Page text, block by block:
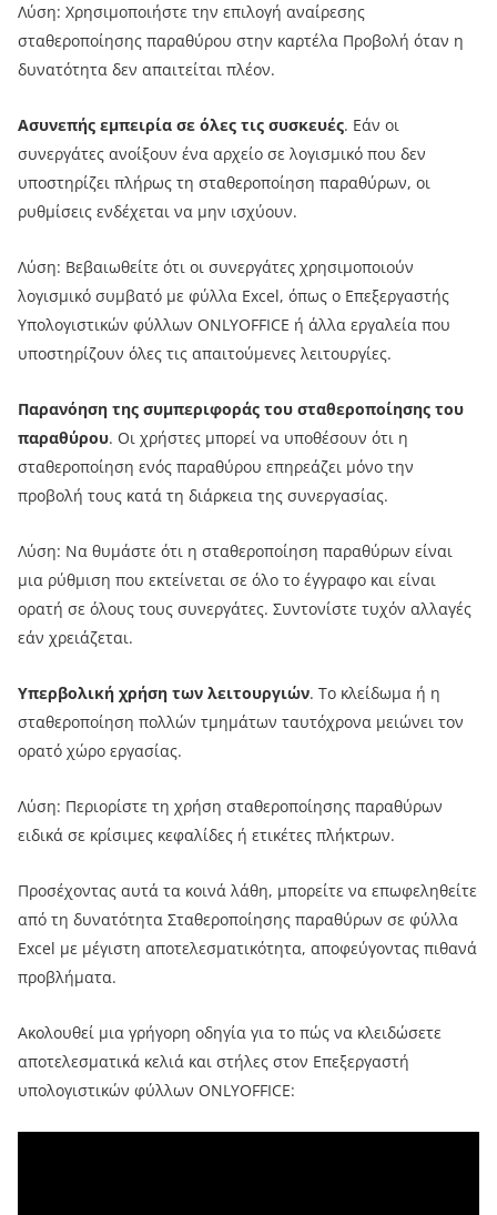
Λύση: Χρησιμοποιήστε την επιλογή αναίρεσης
σταθεροποίησης παραθύρου στην καρτέλα Προβολή όταν η
δυνατότητα δεν απαιτείται πλέον.
Ασυνεπής εμπειρία σε όλες τις συσκευές. Εάν οι
συνεργάτες ανοίξουν ένα αρχείο σε λογισμικό που δεν
υποστηρίζει πλήρως τη σταθεροποίηση παραθύρων, οι
ρυθμίσεις ενδέχεται να μην ισχύουν.
Λύση: Βεβαιωθείτε ότι οι συνεργάτες χρησιμοποιούν
λογισμικό συμβατό με φύλλα Excel, όπως ο Επεξεργαστής
Υπολογιστικών φύλλων ONLYOFFICE ή άλλα εργαλεία που
υποστηρίζουν όλες τις απαιτούμενες λειτουργίες.
Παρανόηση της συμπεριφοράς του σταθεροποίησης του
παραθύρου. Οι χρήστες μπορεί να υποθέσουν ότι η
σταθεροποίηση ενός παραθύρου επηρεάζει μόνο την
προβολή τους κατά τη διάρκεια της συνεργασίας.
Λύση: Να θυμάστε ότι η σταθεροποίηση παραθύρων είναι
μια ρύθμιση που εκτείνεται σε όλο το έγγραφο και είναι
ορατή σε όλους τους συνεργάτες. Συντονίστε τυχόν αλλαγές
εάν χρειάζεται.
Υπερβολική χρήση των λειτουργιών. Το κλείδωμα ή η
σταθεροποίηση πολλών τμημάτων ταυτόχρονα μειώνει τον
ορατό χώρο εργασίας.
Λύση: Περιορίστε τη χρήση σταθεροποίησης παραθύρων
ειδικά σε κρίσιμες κεφαλίδες ή ετικέτες πλήκτρων.
Προσέχοντας αυτά τα κοινά λάθη, μπορείτε να επωφεληθείτε
από τη δυνατότητα Σταθεροποίησης παραθύρων σε φύλλα
Excel με μέγιστη αποτελεσματικότητα, αποφεύγοντας πιθανά
προβλήματα.
Ακολουθεί μια γρήγορη οδηγία για το πώς να κλειδώσετε
αποτελεσματικά κελιά και στήλες στον Επεξεργαστή
υπολογιστικών φύλλων ONLYOFFICE: